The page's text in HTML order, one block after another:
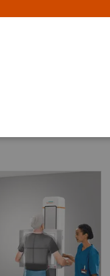
sua rotina de
fluxo de trabalho,